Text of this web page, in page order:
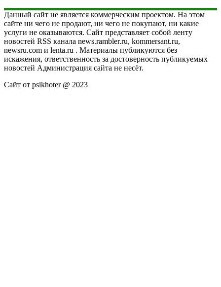
Данный сайт не является коммерческим проектом. На этом
сайте ни чего не продают, ни чего не покупают, ни какие
услуги не оказываются. Сайт представляет собой ленту
новостей RSS канала news.rambler.ru, kommersant.ru,
newsru.com и lenta.ru . Материалы публикуются без
искажения, ответственность за достоверность публикуемых
новостей Администрация сайта не несёт.
Сайт от psikhoter @ 2023